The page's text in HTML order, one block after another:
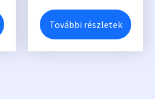
További részletek